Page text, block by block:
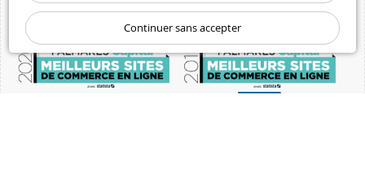
Continuer sans accepter